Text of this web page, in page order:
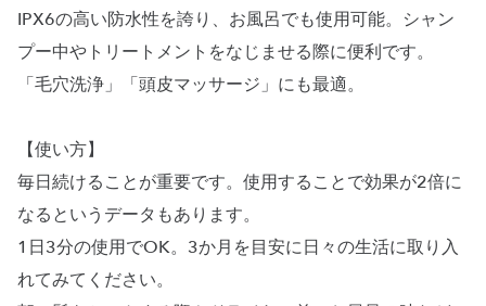
IPX6の高い防水性を誇り、お風呂でも使用可能。シャン
プー中やトリートメントをなじませる際に便利です。
「毛穴洗浄」「頭皮マッサージ」にも最適。
【使い方】
毎日続けることが重要です。使用することで効果が2倍に
なるというデータもあります。
1日3分の使用でOK。3か月を目安に日々の生活に取り入
れてみてください。